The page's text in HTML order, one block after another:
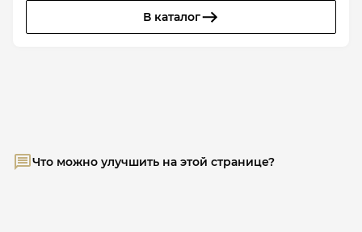
В каталог
Что можно улучшить на этой странице?